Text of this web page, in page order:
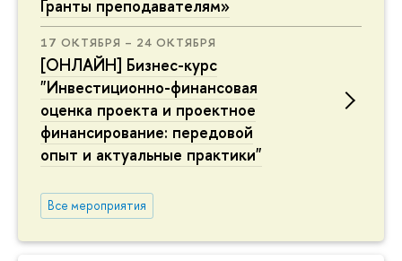
Гранты преподавателям»
17 ОКТЯБРЯ – 24 ОКТЯБРЯ
[ОНЛАЙН] Бизнес-курс
"Инвестиционно-финансовая
оценка проекта и проектное
финансирование: передовой
опыт и актуальные практики"
Все мероприятия